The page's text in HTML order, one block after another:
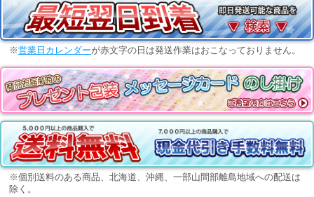
※営業日カレンダーが赤文字の日は発送作業はおこなっておりません。
※個別送料のある商品、北海道、沖縄、一部山間部離島地域への配送は
除く。